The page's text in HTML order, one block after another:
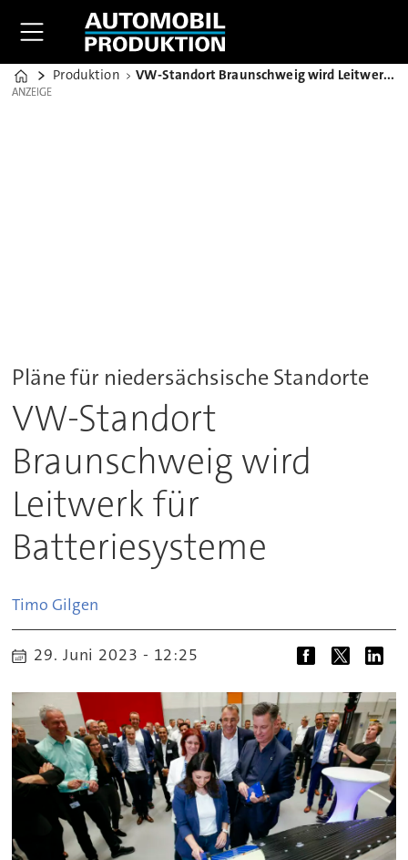
Home
Produktion VW-Standort Braunschweig wird Leitwerk für Batteriesysteme
ANZEIGE
ANZEIGE
Pläne für niedersächsische Standorte
VW-Standort
Braunschweig wird
Leitwerk für
Batteriesysteme
Timo Gilgen
29. Juni 2023 - 12:25